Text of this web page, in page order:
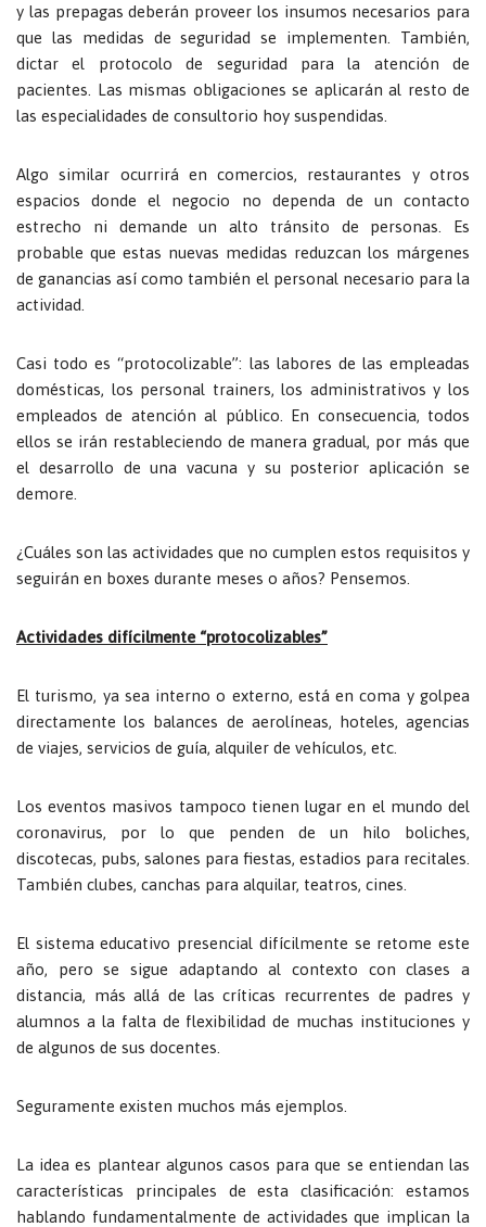
y las prepagas deberán proveer los insumos necesarios para
que las medidas de seguridad se implementen. También,
dictar el protocolo de seguridad para la atención de
pacientes. Las mismas obligaciones se aplicarán al resto de
las especialidades de consultorio hoy suspendidas.
Algo similar ocurrirá en comercios, restaurantes y otros
espacios donde el negocio no dependa de un contacto
estrecho ni demande un alto tránsito de personas. Es
probable que estas nuevas medidas reduzcan los márgenes
de ganancias así como también el personal necesario para la
actividad.
Casi todo es “protocolizable”: las labores de las empleadas
domésticas, los personal trainers, los administrativos y los
empleados de atención al público. En consecuencia, todos
ellos se irán restableciendo de manera gradual, por más que
el desarrollo de una vacuna y su posterior aplicación se
demore.
¿Cuáles son las actividades que no cumplen estos requisitos y
seguirán en boxes durante meses o años? Pensemos.
Actividades difícilmente “protocolizables”
El turismo, ya sea interno o externo, está en coma y golpea
directamente los balances de aerolíneas, hoteles, agencias
de viajes, servicios de guía, alquiler de vehículos, etc.
Los eventos masivos tampoco tienen lugar en el mundo del
coronavirus, por lo que penden de un hilo boliches,
discotecas, pubs, salones para fiestas, estadios para recitales.
También clubes, canchas para alquilar, teatros, cines.
El sistema educativo presencial difícilmente se retome este
año, pero se sigue adaptando al contexto con clases a
distancia, más allá de las críticas recurrentes de padres y
alumnos a la falta de flexibilidad de muchas instituciones y
de algunos de sus docentes.
Seguramente existen muchos más ejemplos.
La idea es plantear algunos casos para que se entiendan las
características principales de esta clasificación: estamos
hablando fundamentalmente de actividades que implican la